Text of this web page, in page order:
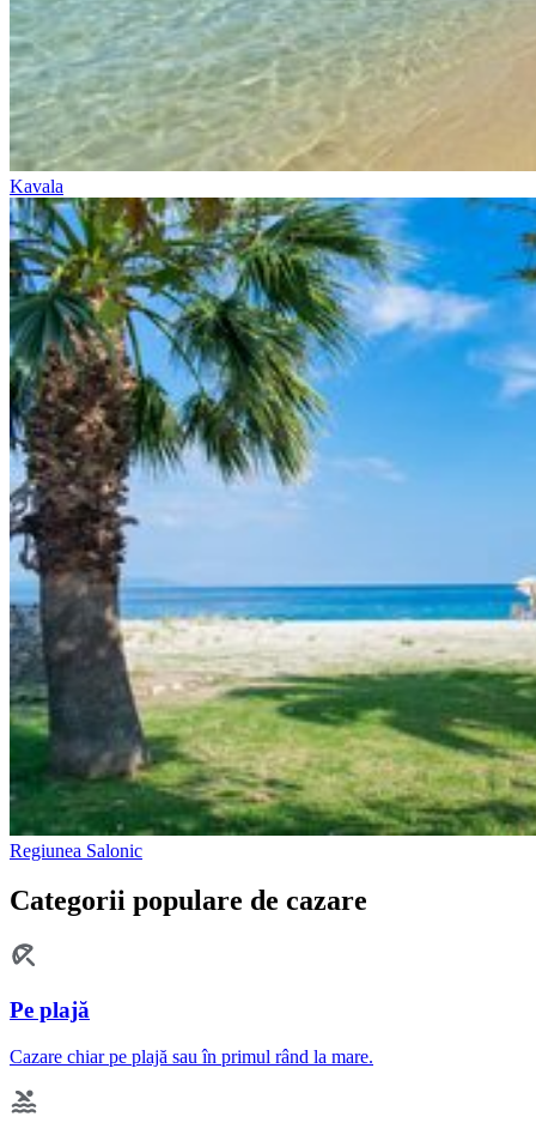
Kavala
Regiunea Salonic
Categorii populare de cazare
Pe plajă
Cazare chiar pe plajă sau în primul rând la mare.